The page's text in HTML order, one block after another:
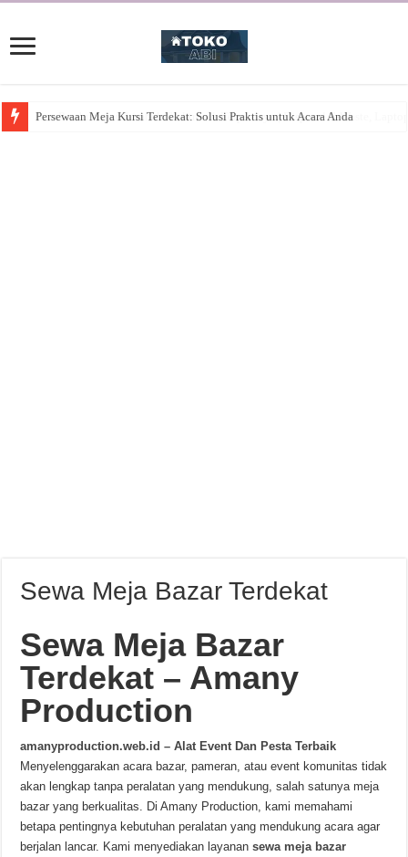
Persewaan Meja Kursi Terdekat: Solusi Praktis untuk Acara Anda
Sewa Meja Bazar Terdekat
Sewa Meja Bazar
Terdekat – Amany
Production
amanyproduction.web.id – Alat Event Dan Pesta Terbaik
Menyelenggarakan acara bazar, pameran, atau event komunitas tidak
akan lengkap tanpa peralatan yang mendukung, salah satunya meja
bazar yang berkualitas. Di Amany Production, kami memahami
betapa pentingnya kebutuhan peralatan yang mendukung acara agar
berjalan lancar. Kami menyediakan layanansewa meja bazar